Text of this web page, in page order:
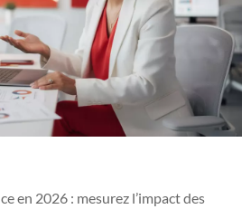
en 2026 : mesurez l’impact des